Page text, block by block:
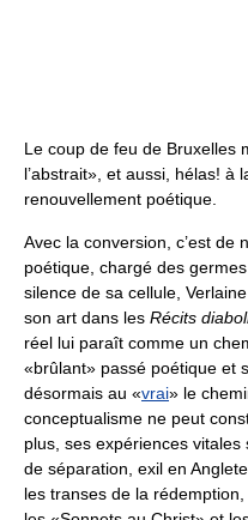
Le coup de feu de Bruxelles
l’abstrait», et aussi, hélas! à
renouvellement poétique.
Avec la conversion, c’est de
poétique, chargé des
silence de sa cellule,
son art dans les Récits
réel lui paraît comme un
«brûlant» passé poétique et
désormais au «vrai» le
conceptualisme ne peut
plus, ses expériences vitales
de séparation, exil en
les transes de la